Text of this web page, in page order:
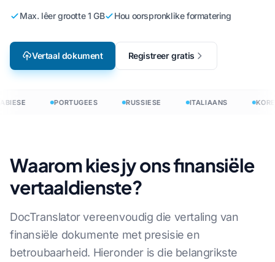
Max. lêer grootte 1 GB Hou oorspronklike formatering
Vertaal dokument Registreer gratis
PORTUGEES RUSSIESE ITALIAANS
Waarom kies jy ons finansiële
vertaaldienste?
DocTranslator vereenvoudig die vertaling van
finansiële dokumente met presisie en
betroubaarheid. Hieronder is die belangrikste